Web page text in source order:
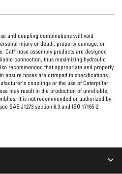
and coupling combinations will void
injury or death, property damage, or
Cat® hose assembly products are designed
connection, thus maximizing hydraulic
recommended that appropriate and properly
ensure hoses are crimped to specifications.
couplings or the use of Caterpillar
may result in the production of unreliable,
It is not recommended or authorized by
SAE J1273 section 6.3 and ISO 17165-2